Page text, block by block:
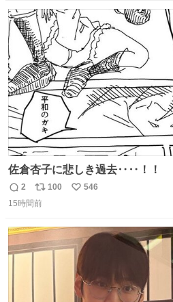
ト
数
数
佐倉杏子に悲しき過去‥‥！！
返
信
2
リ
ポ
数
100
い
数
546
15時間前